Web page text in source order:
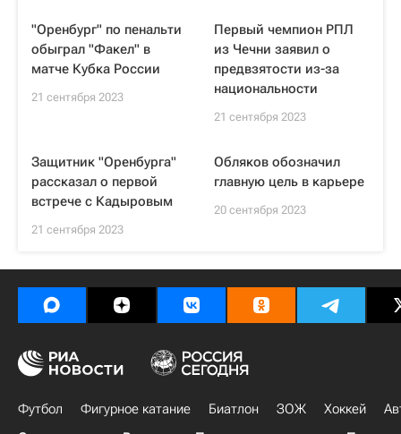
"Оренбург" по пенальти
обыграл "Факел" в
матче Кубка России
21 сентября 2023
Первый чемпион РПЛ
из Чечни заявил о
предвзятости из-за
национальности
21 сентября 2023
Защитник "Оренбурга"
рассказал о первой
встрече с Кадыровым
21 сентября 2023
Обляков обозначил
главную цель в карьере
20 сентября 2023
Футбол Фигурное катание Биатлон ЗОЖ Хоккей